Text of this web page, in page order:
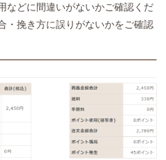
などに間違いがないかご確認くだ
・挽き方に誤りがないかをご確認